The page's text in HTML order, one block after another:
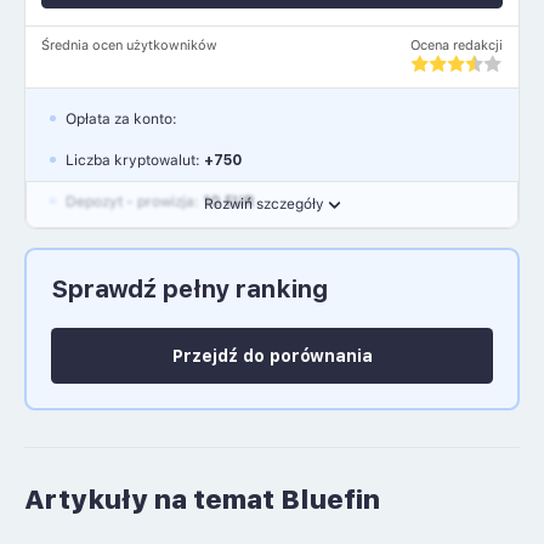
Średnia ocen użytkowników Ocena redakcji
Rozwiń szczegóły
Opłata za konto:
Liczba kryptowalut: +750
Depozyt - prowizja: 10 EUR
Język polski: NIE
Sprawdź pełny ranking
Przejdź do porównania
Artykuły na temat Bluefin